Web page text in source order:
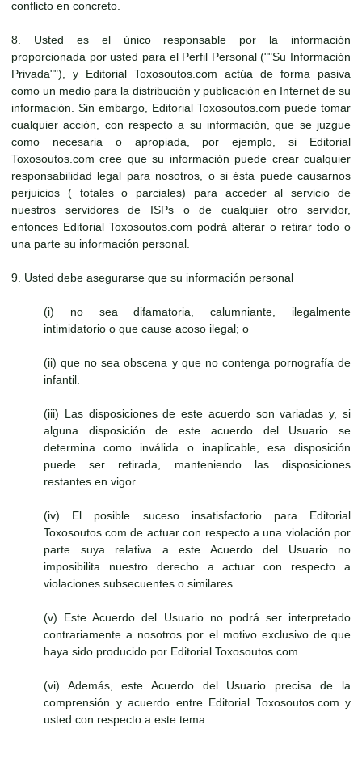
conflicto en concreto.
8. Usted es el único responsable por la información
proporcionada por usted para el Perfil Personal (""Su Información
Privada""), y Editorial Toxosoutos.com actúa de forma pasiva
como un medio para la distribución y publicación en Internet de su
información. Sin embargo, Editorial Toxosoutos.com puede tomar
cualquier acción, con respecto a su información, que se juzgue
como necesaria o apropiada, por ejemplo, si Editorial
Toxosoutos.com cree que su información puede crear cualquier
responsabilidad legal para nosotros, o si ésta puede causarnos
perjuicios ( totales o parciales) para acceder al servicio de
nuestros servidores de ISPs o de cualquier otro servidor,
entonces Editorial Toxosoutos.com podrá alterar o retirar todo o
una parte su información personal.
9. Usted debe asegurarse que su información personal
(i) no sea difamatoria, calumniante, ilegalmente
intimidatorio o que cause acoso ilegal; o
(ii) que no sea obscena y que no contenga pornografía de
infantil.
(iii) Las disposiciones de este acuerdo son variadas y, si
alguna disposición de este acuerdo del Usuario se
determina como inválida o inaplicable, esa disposición
puede ser retirada, manteniendo las disposiciones
restantes en vigor.
(iv) El posible suceso insatisfactorio para Editorial
Toxosoutos.com de actuar con respecto a una violación por
parte suya relativa a este Acuerdo del Usuario no
imposibilita nuestro derecho a actuar con respecto a
violaciones subsecuentes o similares.
(v) Este Acuerdo del Usuario no podrá ser interpretado
contrariamente a nosotros por el motivo exclusivo de que
haya sido producido por Editorial Toxosoutos.com.
(vi) Además, este Acuerdo del Usuario precisa de la
comprensión y acuerdo entre Editorial Toxosoutos.com y
usted con respecto a este tema.